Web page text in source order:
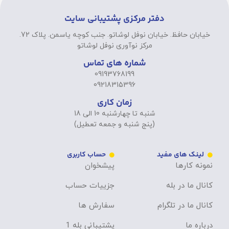
دفتر مرکزی پشتیبانی سایت
خیابان حافظ. خیابان نوفل لوشاتو. جنب کوچه یاسمن. پلاک 72.
مرکز نوآوری نوفل لوشاتو
شماره های تماس
09193768199
09218315396
زمان کاری
شنبه تا چهارشنبه 10 الی 18
(پنج شنبه و جمعه تعطیل)
لینک های مفید
نمونه کارها
کانال ما در بله
کانال ما در تلگرام
درباره ما
حساب کاربری
پیشخوان
جزییات حساب
سفارش ها
پشتیبانی بله 1